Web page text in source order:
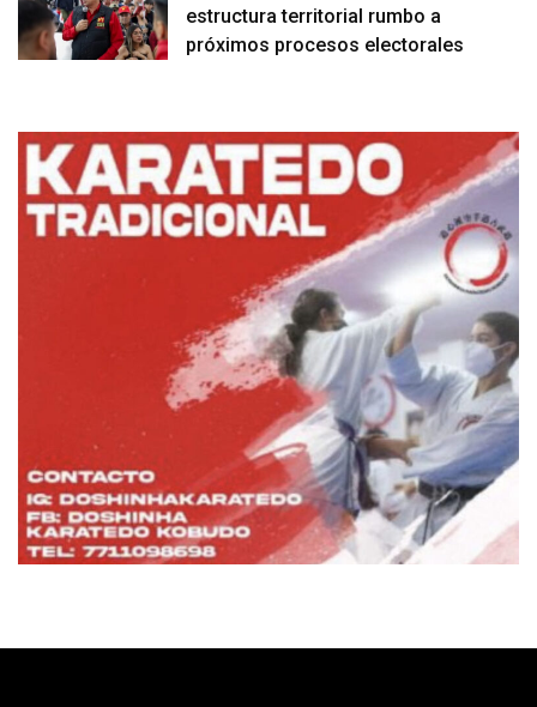
estructura territorial rumbo a
próximos procesos electorales